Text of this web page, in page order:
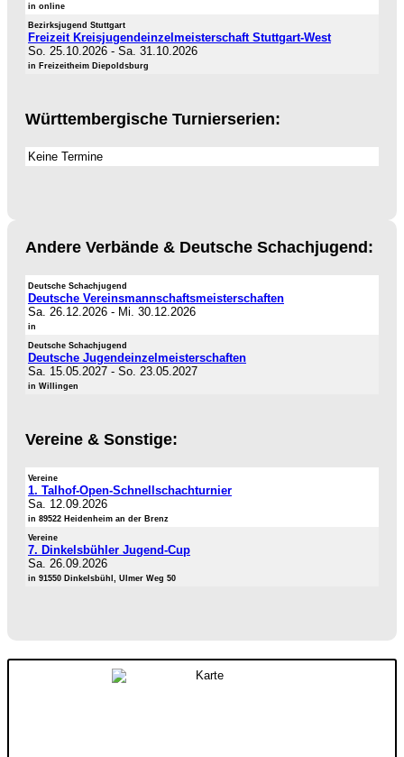
in online
Bezirksjugend Stuttgart
Freizeit Kreisjugendeinzelmeisterschaft Stuttgart-West
So. 25.10.2026 - Sa. 31.10.2026
in Freizeitheim Diepoldsburg
Württembergische Turnierserien:
Keine Termine
Andere Verbände & Deutsche Schachjugend:
Deutsche Schachjugend
Deutsche Vereinsmannschaftsmeisterschaften
Sa. 26.12.2026 - Mi. 30.12.2026
in
Deutsche Schachjugend
Deutsche Jugendeinzelmeisterschaften
Sa. 15.05.2027 - So. 23.05.2027
in Willingen
Vereine & Sonstige:
Vereine
1. Talhof-Open-Schnellschachturnier
Sa. 12.09.2026
in 89522 Heidenheim an der Brenz
Vereine
7. Dinkelsbühler Jugend-Cup
Sa. 26.09.2026
in 91550 Dinkelsbühl, Ulmer Weg 50